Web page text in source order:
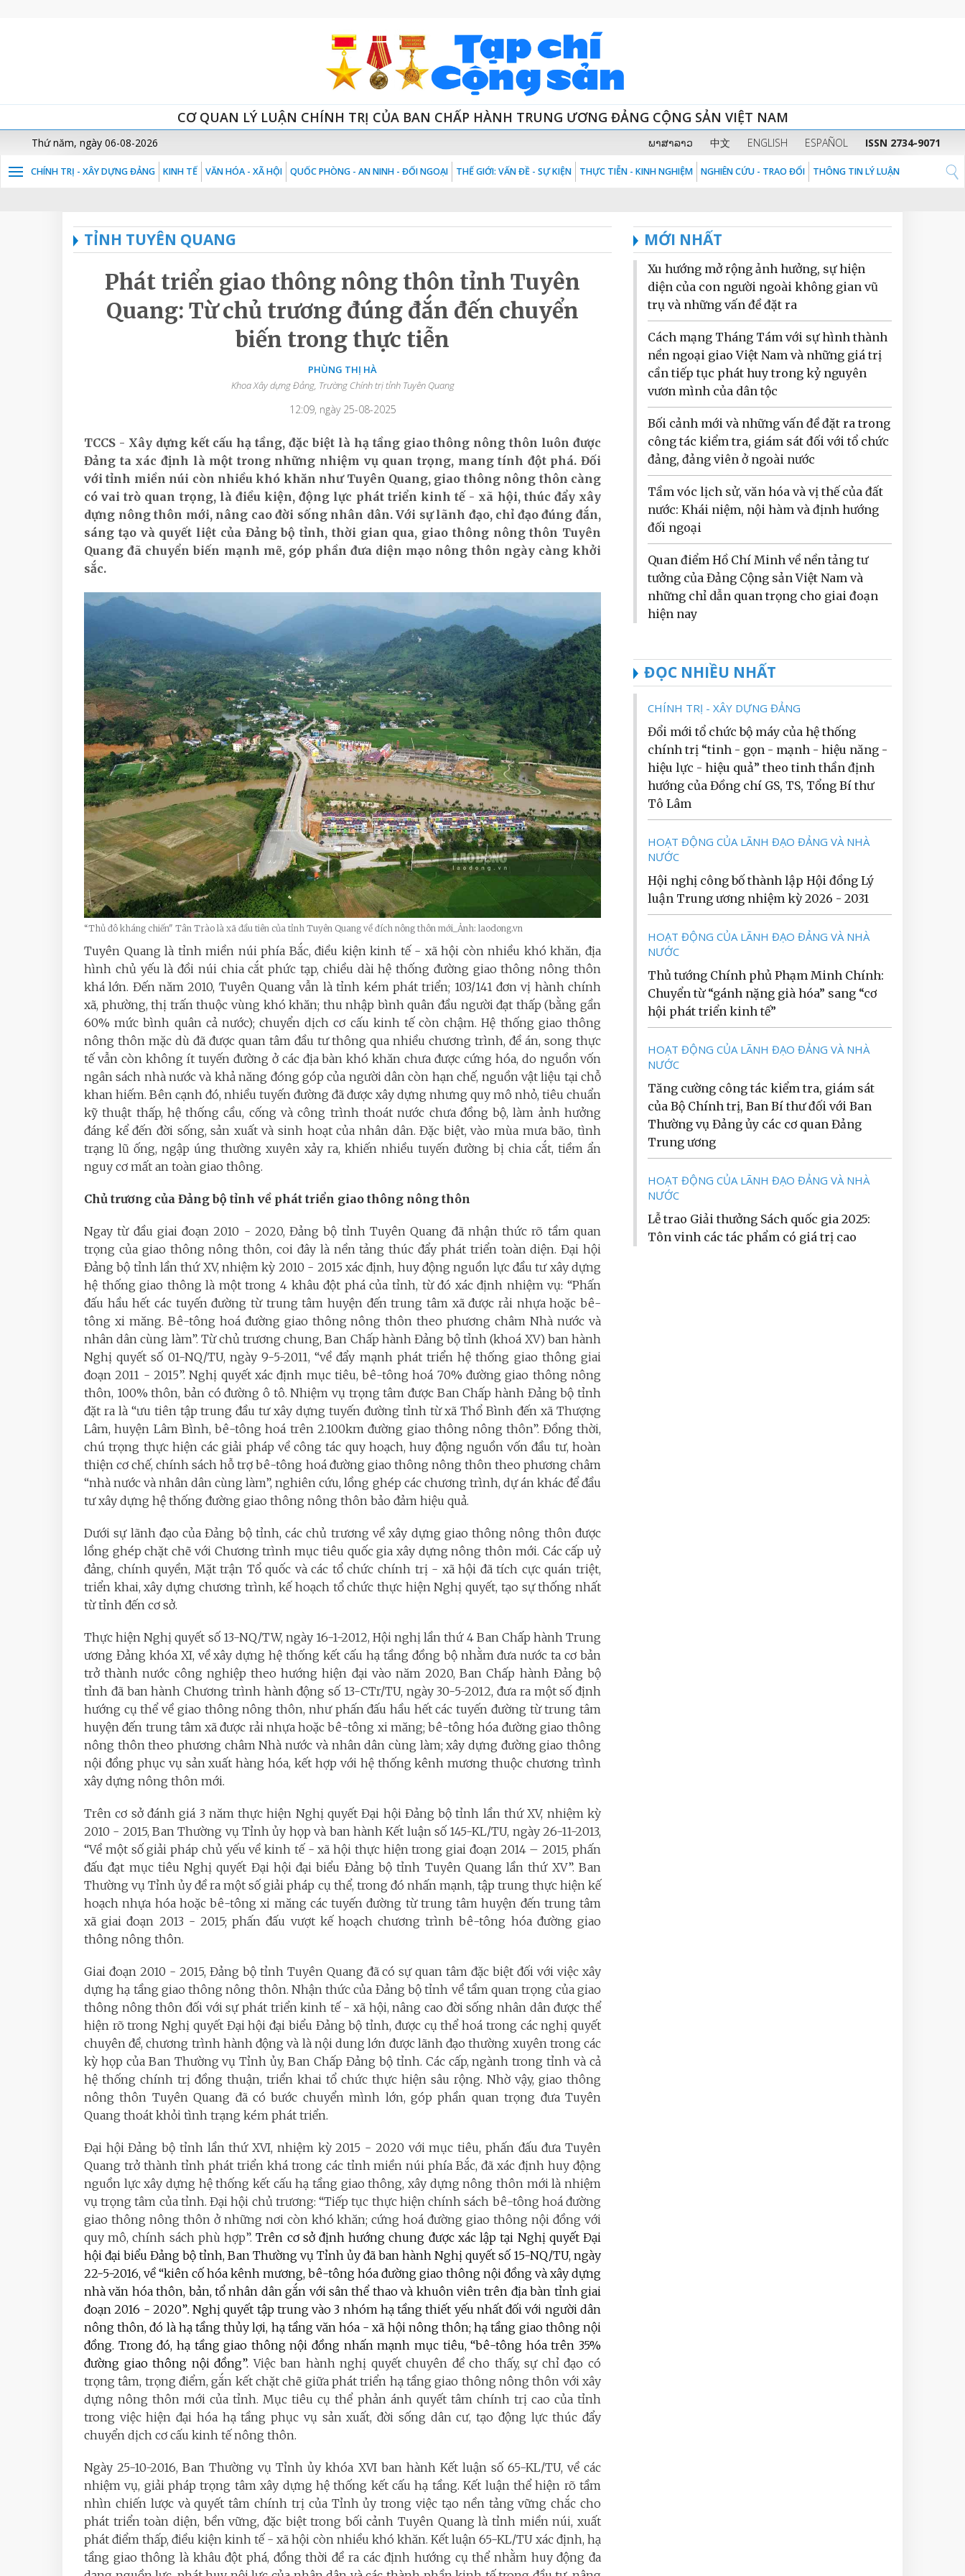
CƠ QUAN LÝ LUẬN CHÍNH TRỊ CỦA BAN CHẤP HÀNH TRUNG ƯƠNG ĐẢNG CỘNG SẢN VIỆT NAM
Thứ năm, ngày 06-08-2026 ພາສາລາວ 中文 ENGLISH ESPAÑOL ISSN 2734-9071
CHÍNH TRỊ - XÂY DỰNG ĐẢNG KINH TẾ VĂN HÓA - XÃ HỘI QUỐC PHÒNG - AN NINH - ĐỐI NGOẠI THẾ GIỚI: VẤN ĐỀ - SỰ KIỆN THỰC TIỄN - KINH NGHIỆM NGHIÊN CỨU - TRAO ĐỔI THÔNG TIN LÝ LUẬN
TỈNH TUYÊN QUANG
Phát triển giao thông nông thôn tỉnh Tuyên
Quang: Từ chủ trương đúng đắn đến chuyển
biến trong thực tiễn
PHÙNG THỊ HÀ
Khoa Xây dựng Đảng, Trường Chính trị tỉnh Tuyên Quang
12:09, ngày 25-08-2025
TCCS - Xây dựng kết cấu hạ tầng, đặc biệt là hạ tầng giao thông nông thôn luôn được
Đảng ta xác định là một trong những nhiệm vụ quan trọng, mang tính đột phá. Đối
với tỉnh miền núi còn nhiều khó khăn như Tuyên Quang, giao thông nông thôn càng
có vai trò quan trọng, là điều kiện, động lực phát triển kinh tế - xã hội, thúc đẩy xây
dựng nông thôn mới, nâng cao đời sống nhân dân. Với sự lãnh đạo, chỉ đạo đúng đắn,
sáng tạo và quyết liệt của Đảng bộ tỉnh, thời gian qua, giao thông nông thôn Tuyên
Quang đã chuyển biến mạnh mẽ, góp phần đưa diện mạo nông thôn ngày càng khởi
sắc.
“Thủ đô kháng chiến" Tân Trào là xã đầu tiên của tỉnh Tuyên Quang về đích nông thôn mới_Ảnh: laodong.vn
Tuyên Quang là tỉnh miền núi phía Bắc, điều kiện kinh tế - xã hội còn nhiều khó khăn, địa
hình chủ yếu là đồi núi chia cắt phức tạp, chiều dài hệ thống đường giao thông nông thôn
khá lớn. Đến năm 2010, Tuyên Quang vẫn là tỉnh kém phát triển; 103/141 đơn vị hành chính
xã, phường, thị trấn thuộc vùng khó khăn; thu nhập bình quân đầu người đạt thấp (bằng gần
60% mức bình quân cả nước); chuyển dịch cơ cấu kinh tế còn chậm. Hệ thống giao thông
nông thôn mặc dù đã được quan tâm đầu tư thông qua nhiều chương trình, đề án, song thực
tế vẫn còn không ít tuyến đường ở các địa bàn khó khăn chưa được cứng hóa, do nguồn vốn
ngân sách nhà nước và khả năng đóng góp của người dân còn hạn chế, nguồn vật liệu tại chỗ
khan hiếm. Bên cạnh đó, nhiều tuyến đường đã được xây dựng nhưng quy mô nhỏ, tiêu chuẩn
kỹ thuật thấp, hệ thống cầu, cống và công trình thoát nước chưa đồng bộ, làm ảnh hưởng
đáng kể đến đời sống, sản xuất và sinh hoạt của nhân dân. Đặc biệt, vào mùa mưa bão, tình
trạng lũ ống, ngập úng thường xuyên xảy ra, khiến nhiều tuyến đường bị chia cắt, tiềm ẩn
nguy cơ mất an toàn giao thông.
Chủ trương của Đảng bộ tỉnh về phát triển giao thông nông thôn
Ngay từ đầu giai đoạn 2010 - 2020, Đảng bộ tỉnh Tuyên Quang đã nhận thức rõ tầm quan
trọng của giao thông nông thôn, coi đây là nền tảng thúc đẩy phát triển toàn diện. Đại hội
Đảng bộ tỉnh lần thứ XV, nhiệm kỳ 2010 - 2015 xác định, huy động nguồn lực đầu tư xây dựng
hệ thống giao thông là một trong 4 khâu đột phá của tỉnh, từ đó xác định nhiệm vụ: “Phấn
đấu hầu hết các tuyến đường từ trung tâm huyện đến trung tâm xã được rải nhựa hoặc bê-
tông xi măng. Bê-tông hoá đường giao thông nông thôn theo phương châm Nhà nước và
nhân dân cùng làm”. Từ chủ trương chung, Ban Chấp hành Đảng bộ tỉnh (khoá XV) ban hành
Nghị quyết số 01-NQ/TU, ngày 9-5-2011, “về đẩy mạnh phát triển hệ thống giao thông giai
đoạn 2011 - 2015”. Nghị quyết xác định mục tiêu, bê-tông hoá 70% đường giao thông nông
thôn, 100% thôn, bản có đường ô tô. Nhiệm vụ trọng tâm được Ban Chấp hành Đảng bộ tỉnh
đặt ra là “ưu tiên tập trung đầu tư xây dựng tuyến đường tỉnh từ xã Thổ Bình đến xã Thượng
Lâm, huyện Lâm Bình, bê-tông hoá trên 2.100km đường giao thông nông thôn”. Đồng thời,
chú trọng thực hiện các giải pháp về công tác quy hoạch, huy động nguồn vốn đầu tư, hoàn
thiện cơ chế, chính sách hỗ trợ bê-tông hoá đường giao thông nông thôn theo phương châm
“nhà nước và nhân dân cùng làm”, nghiên cứu, lồng ghép các chương trình, dự án khác để đầu
tư xây dựng hệ thống đường giao thông nông thôn bảo đảm hiệu quả.
Dưới sự lãnh đạo của Đảng bộ tỉnh, các chủ trương về xây dựng giao thông nông thôn được
lồng ghép chặt chẽ với Chương trình mục tiêu quốc gia xây dựng nông thôn mới. Các cấp uỷ
đảng, chính quyền, Mặt trận Tổ quốc và các tổ chức chính trị - xã hội đã tích cực quán triệt,
triển khai, xây dựng chương trình, kế hoạch tổ chức thực hiện Nghị quyết, tạo sự thống nhất
từ tỉnh đến cơ sở.
Thực hiện Nghị quyết số 13-NQ/TW, ngày 16-1-2012, Hội nghị lần thứ 4 Ban Chấp hành Trung
ương Đảng khóa XI, về xây dựng hệ thống kết cấu hạ tầng đồng bộ nhằm đưa nước ta cơ bản
trở thành nước công nghiệp theo hướng hiện đại vào năm 2020, Ban Chấp hành Đảng bộ
tỉnh đã ban hành Chương trình hành động số 13-CTr/TU, ngày 30-5-2012, đưa ra một số định
hướng cụ thể về giao thông nông thôn, như phấn đấu hầu hết các tuyến đường từ trung tâm
huyện đến trung tâm xã được rải nhựa hoặc bê-tông xi măng; bê-tông hóa đường giao thông
nông thôn theo phương châm Nhà nước và nhân dân cùng làm; xây dựng đường giao thông
nội đồng phục vụ sản xuất hàng hóa, kết hợp với hệ thống kênh mương thuộc chương trình
xây dựng nông thôn mới.
Trên cơ sở đánh giá 3 năm thực hiện Nghị quyết Đại hội Đảng bộ tỉnh lần thứ XV, nhiệm kỳ
2010 - 2015, Ban Thường vụ Tỉnh ủy họp và ban hành Kết luận số 145-KL/TU, ngày 26-11-2013,
“Về một số giải pháp chủ yếu về kinh tế - xã hội thực hiện trong giai đoạn 2014 – 2015, phấn
đấu đạt mục tiêu Nghị quyết Đại hội đại biểu Đảng bộ tỉnh Tuyên Quang lần thứ XV”. Ban
Thường vụ Tỉnh ủy đề ra một số giải pháp cụ thể, trong đó nhấn mạnh, tập trung thực hiện kế
hoạch nhựa hóa hoặc bê-tông xi măng các tuyến đường từ trung tâm huyện đến trung tâm
xã giai đoạn 2013 - 2015; phấn đấu vượt kế hoạch chương trình bê-tông hóa đường giao
thông nông thôn.
Giai đoạn 2010 - 2015, Đảng bộ tỉnh Tuyên Quang đã có sự quan tâm đặc biệt đối với việc xây
dựng hạ tầng giao thông nông thôn. Nhận thức của Đảng bộ tỉnh về tầm quan trọng của giao
thông nông thôn đối với sự phát triển kinh tế - xã hội, nâng cao đời sống nhân dân được thể
hiện rõ trong Nghị quyết Đại hội đại biểu Đảng bộ tỉnh, được cụ thể hoá trong các nghị quyết
chuyên đề, chương trình hành động và là nội dung lớn được lãnh đạo thường xuyên trong các
kỳ họp của Ban Thường vụ Tỉnh ủy, Ban Chấp Đảng bộ tỉnh. Các cấp, ngành trong tỉnh và cả
hệ thống chính trị đồng thuận, triển khai tổ chức thực hiện sâu rộng. Nhờ vậy, giao thông
nông thôn Tuyên Quang đã có bước chuyển mình lớn, góp phần quan trọng đưa Tuyên
Quang thoát khỏi tình trạng kém phát triển.
Đại hội Đảng bộ tỉnh lần thứ XVI, nhiệm kỳ 2015 - 2020 với mục tiêu, phấn đấu đưa Tuyên
Quang trở thành tỉnh phát triển khá trong các tỉnh miền núi phía Bắc, đã xác định huy động
nguồn lực xây dựng hệ thống kết cấu hạ tầng giao thông, xây dựng nông thôn mới là nhiệm
vụ trọng tâm của tỉnh. Đại hội chủ trương: “Tiếp tục thực hiện chính sách bê-tông hoá đường
giao thông nông thôn ở những nơi còn khó khăn; cứng hoá đường giao thông nội đồng với
quy mô, chính sách phù hợp”.Trên cơ sở định hướng chung được xác lập tại Nghị quyết Đại
hội đại biểu Đảng bộ tỉnh, Ban Thường vụ Tỉnh ủy đã ban hành Nghị quyết số 15-NQ/TU, ngày
22-5-2016, về “kiên cố hóa kênh mương, bê-tông hóa đường giao thông nội đồng và xây dựng
nhà văn hóa thôn, bản, tổ nhân dân gắn với sân thể thao và khuôn viên trên địa bàn tỉnh giai
đoạn 2016 - 2020”. Nghị quyết tập trung vào 3 nhóm hạ tầng thiết yếu nhất đối với người dân
nông thôn, đó là hạ tầng thủy lợi, hạ tầng văn hóa - xã hội nông thôn; hạ tầng giao thông nội
đồng. Trong đó, hạ tầng giao thông nội đồng nhấn mạnh mục tiêu, “bê-tông hóa trên 35%
đường giao thông nội đồng”. Việc ban hành nghị quyết chuyên đề cho thấy, sự chỉ đạo có
trọng tâm, trọng điểm, gắn kết chặt chẽ giữa phát triển hạ tầng giao thông nông thôn với xây
dựng nông thôn mới của tỉnh. Mục tiêu cụ thể phản ánh quyết tâm chính trị cao của tỉnh
trong việc hiện đại hóa hạ tầng phục vụ sản xuất, đời sống dân cư, tạo động lực thúc đẩy
chuyển dịch cơ cấu kinh tế nông thôn.
Ngày 25-10-2016, Ban Thường vụ Tỉnh ủy khóa XVI ban hành Kết luận số 65-KL/TU, về các
nhiệm vụ, giải pháp trọng tâm xây dựng hệ thống kết cấu hạ tầng. Kết luận thể hiện rõ tầm
nhìn chiến lược và quyết tâm chính trị của Tỉnh ủy trong việc tạo nền tảng vững chắc cho
phát triển toàn diện, bền vững, đặc biệt trong bối cảnh Tuyên Quang là tỉnh miền núi, xuất
phát điểm thấp, điều kiện kinh tế - xã hội còn nhiều khó khăn. Kết luận 65-KL/TU xác định, hạ
tầng giao thông là khâu đột phá, đồng thời đề ra các định hướng cụ thể nhằm huy động đa
MỚI NHẤT
Xu hướng mở rộng ảnh hưởng, sự hiện
diện của con người ngoài không gian vũ
trụ và những vấn đề đặt ra
Cách mạng Tháng Tám với sự hình thành
nền ngoại giao Việt Nam và những giá trị
cần tiếp tục phát huy trong kỷ nguyên
vươn mình của dân tộc
Bối cảnh mới và những vấn đề đặt ra trong
công tác kiểm tra, giám sát đối với tổ chức
đảng, đảng viên ở ngoài nước
Tầm vóc lịch sử, văn hóa và vị thế của đất
nước: Khái niệm, nội hàm và định hướng
đối ngoại
Quan điểm Hồ Chí Minh về nền tảng tư
tưởng của Đảng Cộng sản Việt Nam và
những chỉ dẫn quan trọng cho giai đoạn
hiện nay
ĐỌC NHIỀU NHẤT
CHÍNH TRỊ - XÂY DỰNG ĐẢNG
Đổi mới tổ chức bộ máy của hệ thống
chính trị “tinh - gọn - mạnh - hiệu năng -
hiệu lực - hiệu quả” theo tinh thần định
hướng của Đồng chí GS, TS, Tổng Bí thư
Tô Lâm
HOẠT ĐỘNG CỦA LÃNH ĐẠO ĐẢNG VÀ NHÀ
NƯỚC
Hội nghị công bố thành lập Hội đồng Lý
luận Trung ương nhiệm kỳ 2026 - 2031
HOẠT ĐỘNG CỦA LÃNH ĐẠO ĐẢNG VÀ NHÀ
NƯỚC
Thủ tướng Chính phủ Phạm Minh Chính:
Chuyển từ “gánh nặng già hóa” sang “cơ
hội phát triển kinh tế”
HOẠT ĐỘNG CỦA LÃNH ĐẠO ĐẢNG VÀ NHÀ
NƯỚC
Tăng cường công tác kiểm tra, giám sát
của Bộ Chính trị, Ban Bí thư đối với Ban
Thường vụ Đảng ủy các cơ quan Đảng
Trung ương
HOẠT ĐỘNG CỦA LÃNH ĐẠO ĐẢNG VÀ NHÀ
NƯỚC
Lễ trao Giải thưởng Sách quốc gia 2025:
Tôn vinh các tác phẩm có giá trị cao